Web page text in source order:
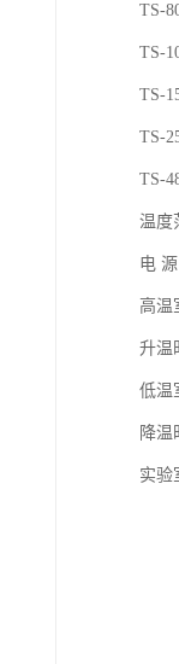
TS-
TS-
TS-
TS-
TS-
温度
电
高温
升温
低温
降
实验